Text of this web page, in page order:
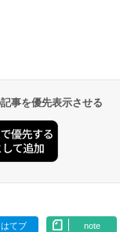
事を優先表示させる
はてブ note